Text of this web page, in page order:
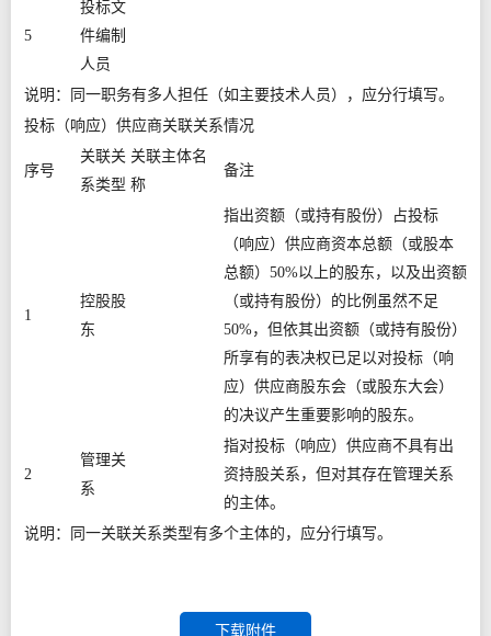
5
投标文
件编制
人员
说明：同一职务有多人担任（如主要技术人员），应分行填写。
投标（响应）供应商关联关系情况
序号
关联关
系类型
关联主体名
称
备注
1
控股股
东
指出资额（或持有股份）占投标
（响应）供应商资本总额（或股本
总额）50%以上的股东，以及出资额
（或持有股份）的比例虽然不足
50%，但依其出资额（或持有股份）
所享有的表决权已足以对投标（响
应）供应商股东会（或股东大会）
的决议产生重要影响的股东。
2
管理关
系
指对投标（响应）供应商不具有出
资持股关系，但对其存在管理关系
的主体。
说明：同一关联关系类型有多个主体的，应分行填写。
下载附件